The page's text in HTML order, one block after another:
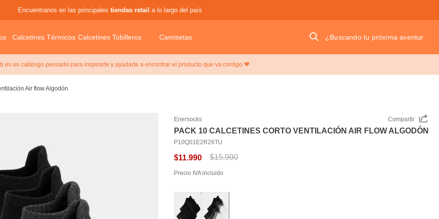
Encuentranos en las principales tiendas retail a lo largo del país
Calcetines Térmicos Calcetines Tobilleros Camisetas
es un catálogo pensado para inspirarte y ayudarte a encontrar el producto que va contigo 🧡
Air flow Algodón
Enersocks Compartir
PACK 10 CALCETINES CORTO VENTILACIÓN AIR FLOW ALGODÓN
P10Q01E2R26TU
$11.990 $15.990
Precio IVA incluido